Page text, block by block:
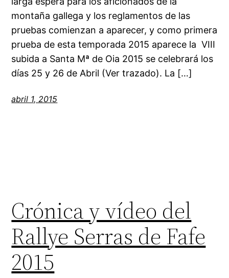
montaña gallega y los reglamentos de las
pruebas comienzan a aparecer, y como primera
prueba de esta temporada 2015 aparece la VIII
subida a Santa Mª de Oia 2015 se celebrará los
días 25 y 26 de Abril (Ver trazado). La […]
abril 1, 2015
Crónica y vídeo del
Rallye Serras de Fafe
2015